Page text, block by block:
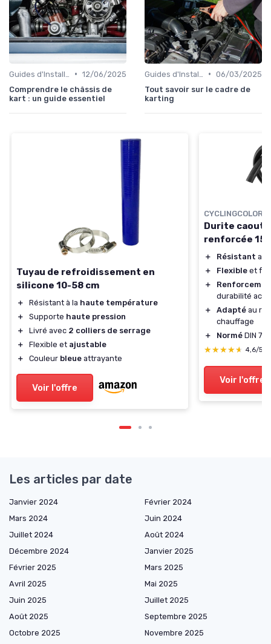
• 12/06/2025
Comprendre le châssis de
kart : un guide essentiel
• 06/03/2025
Tout savoir sur le cadre de
karting
Tuyau de refroidissement en
silicone 10-58 cm
＋ Résistant à la haute température
＋
Supporte haute pression
＋
Livré avec 2 colliers de serrage
＋
Flexible et ajustable
＋
Couleur bleue attrayante
Voir l'offre
CYCLINGCOLORS
Durite
renforcée
＋ Résistant
＋
Flexible et
＋
durabilité
＋
Adapté au
chauffage
＋
Normé DIN
★★★★★
★★★★★ 4,6/5
Voir l'offre
Les articles par date
Janvier 2024
Février 2024
Mars 2024
Juin 2024
Juillet 2024
Août 2024
Décembre 2024
Janvier 2025
Février 2025
Mars 2025
Avril 2025
Mai 2025
Juin 2025
Juillet 2025
Août 2025
Septembre 2025
Octobre 2025
Novembre 2025